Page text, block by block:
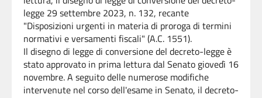
legge 29 settembre 2023, n. 132, recante
"Disposizioni urgenti in materia di proroga di termini
normativi e versamenti fiscali" (A.C. 1551).
Il disegno di legge di conversione del decreto-legge è
stato approvato in prima lettura dal Senato giovedì 16
novembre. A seguito delle numerose modifiche
intervenute nel corso dell'esame in Senato, il decreto-